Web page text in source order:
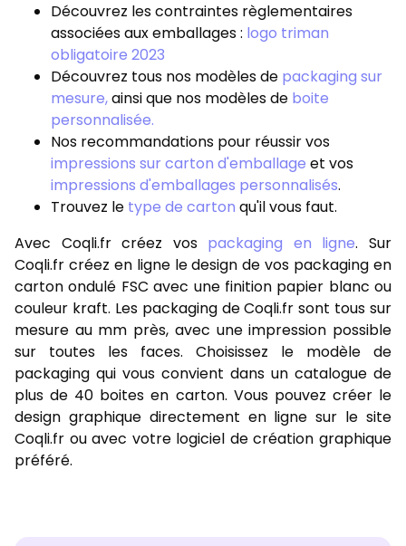
Découvrez les contraintes règlementaires
associées aux emballages : logo triman
obligatoire 2023
Découvrez tous nos modèles de packaging sur
mesure,ainsi que nos modèles de boite
personnalisée.
Nos recommandations pour réussir vos
impressions sur carton d'emballage et vos
impressions d'emballages personnalisés.
Trouvez le type de carton qu'il vous faut.
Avec Coqli.fr créez vos packaging en ligne. Sur
Coqli.fr créez en ligne le design de vos packaging en
carton ondulé FSC avec une finition papier blanc ou
couleur kraft. Les packaging de Coqli.fr sont tous sur
mesure au mm près, avec une impression possible
sur toutes les faces. Choisissez le modèle de
packaging qui vous convient dans un catalogue de
plus de 40 boites en carton. Vous pouvez créer le
design graphique directement en ligne sur le site
Coqli.fr ou avec votre logiciel de création graphique
préféré.